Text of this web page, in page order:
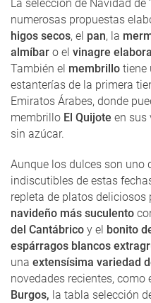
La selección de Navidad de
numerosas propuestas
higos secos, el pan, la
almíbar o el vinagre
También el membrillo tiene
estanterías de la primera
Emiratos Árabes, donde
membrillo El Quijote en sus
sin azúcar.
Aunque los dulces son uno
indiscutibles de estas
repleta de platos deliciosos
navideño más suculento
del Cantábrico y el bonito
espárragos blancos
una extensísima variedad
novedades recientes, como
Burgos, la tabla selección